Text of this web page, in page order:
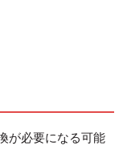
が必要になる可能